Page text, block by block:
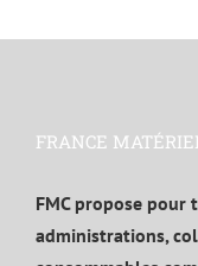
FRANCE
FMC propose
administrations,